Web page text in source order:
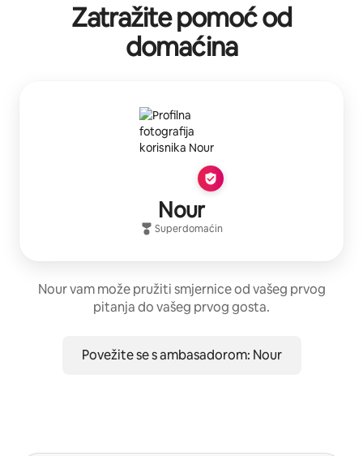
Zatražite pomoć od
domaćina
Nour
Superdomaćin
Nour vam može pružiti smjernice od vašeg prvog
pitanja do vašeg prvog gosta.
Povežite se s ambasadorom: Nour